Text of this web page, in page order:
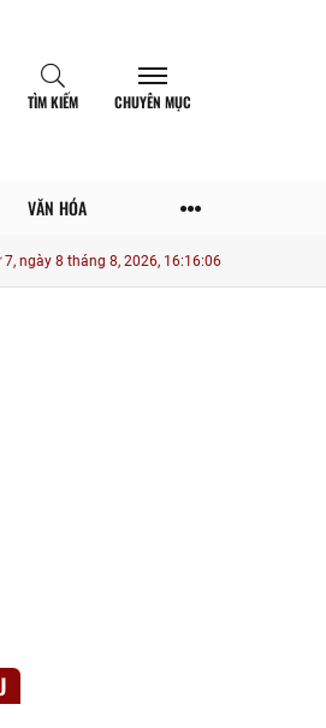
TÌM KIẾM CHUYÊN MỤC
VĂN HÓA
cao vai trò thanh niên quân đội trong phát huy
7, ngày 8 tháng 8, 2026, 16:16:07